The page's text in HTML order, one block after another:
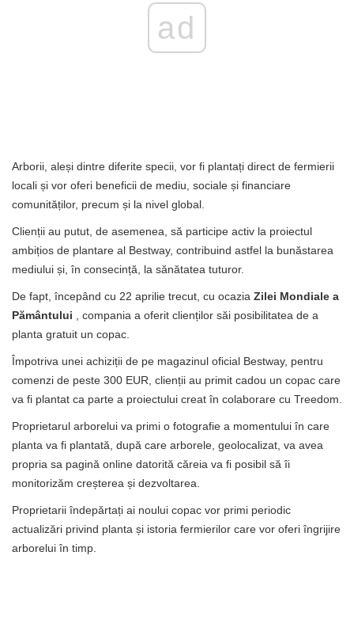
ad
Arborii, aleși dintre diferite specii, vor fi plantați direct de fermierii
locali și vor oferi beneficii de mediu, sociale și financiare
comunităților, precum și la nivel global.
Clienții au putut, de asemenea, să participe activ la proiectul
ambițios de plantare al Bestway, contribuind astfel la bunăstarea
mediului și, în consecință, la sănătatea tuturor.
De fapt, începând cu 22 aprilie trecut, cu ocazia Zilei Mondiale a
Pământului , compania a oferit clienților săi posibilitatea de a
planta gratuit un copac.
Împotriva unei achiziții de pe magazinul oficial Bestway, pentru
comenzi de peste 300 EUR, clienții au primit cadou un copac care
va fi plantat ca parte a proiectului creat în colaborare cu Treedom.
Proprietarul arborelui va primi o fotografie a momentului în care
planta va fi plantată, după care arborele, geolocalizat, va avea
propria sa pagină online datorită căreia va fi posibil să îi
monitorizăm creșterea și dezvoltarea.
Proprietarii îndepărtați ai noului copac vor primi periodic
actualizări privind planta și istoria fermierilor care vor oferi îngrijire
arborelui în timp.